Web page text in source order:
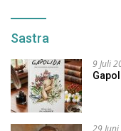
Sastra
9 Juli